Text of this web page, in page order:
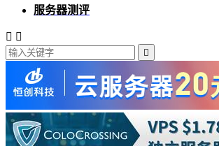
服务器测评
 
